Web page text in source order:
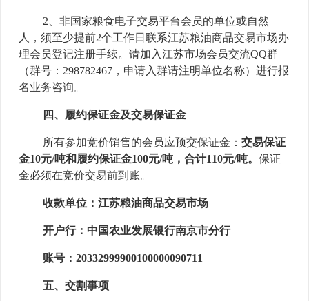
2、非国家粮食电子交易平台会员的单位或自然
人，须至少提前2个工作日联系江苏粮油商品交易市场办
理会员登记注册手续。请加入江苏市场会员交流QQ群
（群号： 298782467，申请入群请注明单位名称）进行报
名业务咨询。
四、履约保证金及交易保证金
所有参加竞价销售的会员应预交保证金 ： 交易保证
金10元/吨和履约保证金100元/吨，合计110元/吨。 保证
金必须在竞价交易前到账。
收款单位：江苏粮油商品交易市场
开户行：中国农业发展银行南京市分行
账号：20332999900100000090711
五、 交割事项